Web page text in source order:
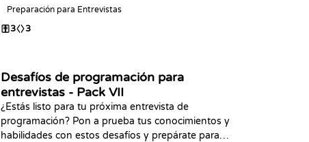
Preparación para Entrevistas
3 3
Desafíos de programación para
entrevistas - Pack VII
¿Estás listo para tu próxima entrevista de
programación? Pon a prueba tus conocimientos y
habilidades con estos desafíos y prepárate para